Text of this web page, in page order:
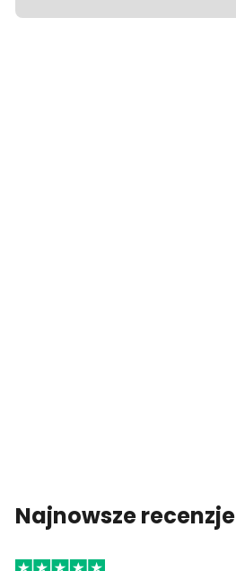
Najnowsze recenzje